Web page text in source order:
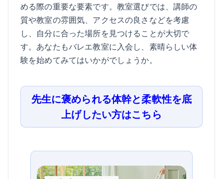
める際の重要な要素です。教室選びでは、講師の
質や教室の雰囲気、アクセスの良さなどを考慮
し、自分に合った場所を見つけることが大切で
す。あなたもバレエ教室に入会し、素晴らしい体
験を始めてみてはいかがでしょうか。
先生に褒められる体幹と柔軟性を底
上げしたい方はこちら